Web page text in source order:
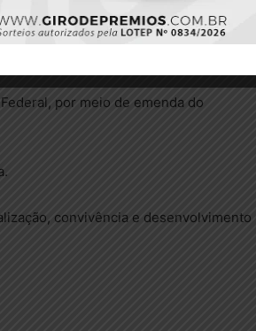
por meio de emenda do
convivência e desenvolvimento